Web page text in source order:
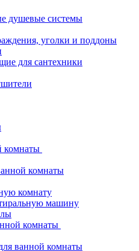
душевые системы
уголки и поддоны
для сантехники
комнаты
комнаты
комнату
машину
комнаты
ванной комнаты